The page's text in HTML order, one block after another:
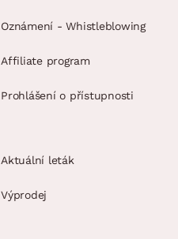
Oznámení - Whistleblowing
Affiliate program
Prohlášení o přístupnosti
Aktuální leták
Výprodej